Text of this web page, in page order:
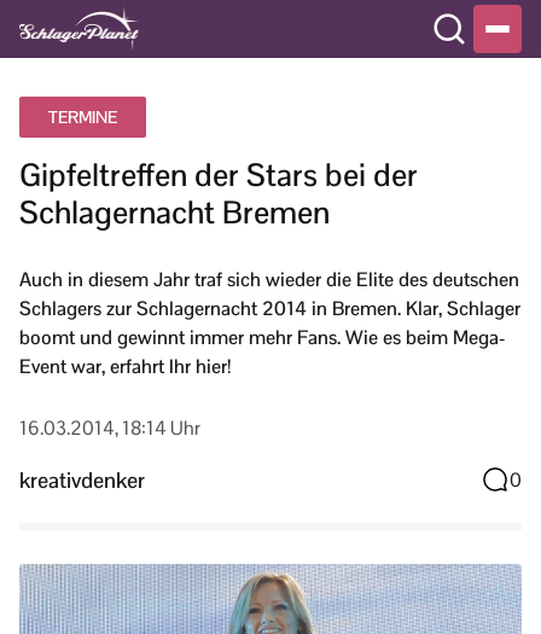
TERMINE
Gipfeltreffen der Stars bei der
Schlagernacht Bremen
Auch in diesem Jahr traf sich wieder die Elite des deutschen
Schlagers zur Schlagernacht 2014 in Bremen. Klar, Schlager
boomt und gewinnt immer mehr Fans. Wie es beim Mega-
Event war, erfahrt Ihr hier!
16.03.2014, 18:14 Uhr
kreativdenker 0